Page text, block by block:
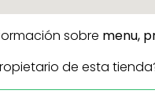
sobre menu,
de esta